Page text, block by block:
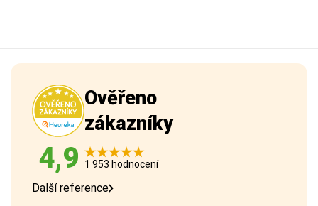
Ověřeno
zákazníky
4,9 1 953 hodnocení
Další reference